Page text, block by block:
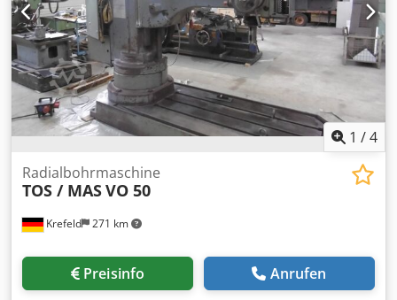
1 /4
Krefeld 271 km
Radialbohrmaschine
TOS / MASVO 50
Preisinfo Anrufen